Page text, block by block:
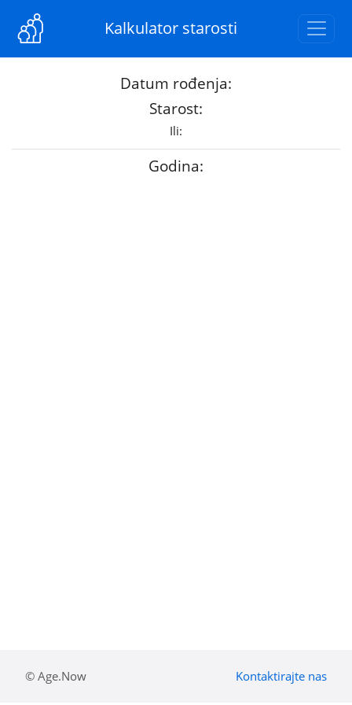
Kalkulator starosti
Datum rođenja:
Starost:
Ili:
Godina:
© Age.Now Kontaktirajte nas